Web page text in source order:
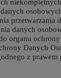
przetwarzania
danych
organu
Danych
z prawem